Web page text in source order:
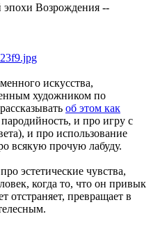
эпохи Возрождения --
искусства,
художником по
об этом как
и про игру с
и про использование
всякую прочую лабуду.
эстетические чувства,
когда то, что он привык
отстраняет, превращает в